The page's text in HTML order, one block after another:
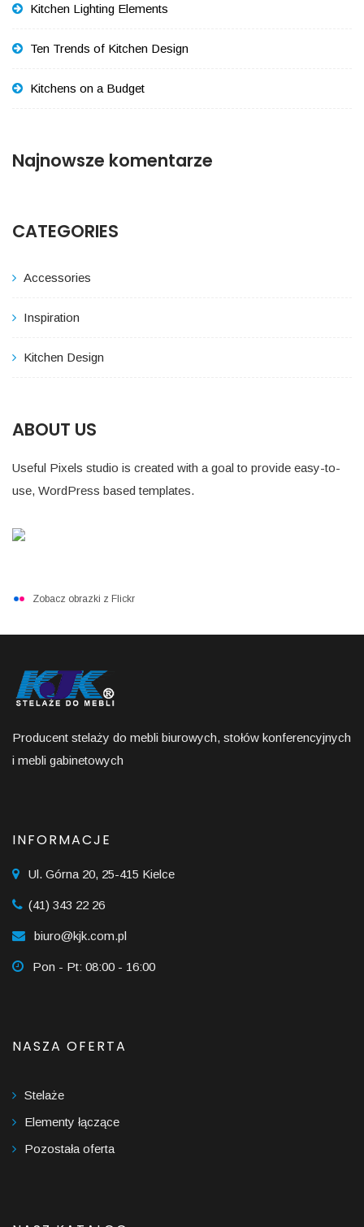
Kitchen Lighting Elements
Ten Trends of Kitchen Design
Kitchens on a Budget
Najnowsze komentarze
CATEGORIES
Accessories
Inspiration
Kitchen Design
ABOUT US
Useful Pixels studio is created with a goal to provide easy-to-
use, WordPress based templates.
Zobacz obrazki z Flickr
Producent stelaży do mebli biurowych, stołów konferencyjnych
i mebli gabinetowych
INFORMACJE
Ul. Górna 20, 25-415 Kielce
(41) 343 22 26
biuro@kjk.com.pl
Pon - Pt: 08:00 - 16:00
NASZA OFERTA
Stelaże
Elementy łączące
Pozostała oferta